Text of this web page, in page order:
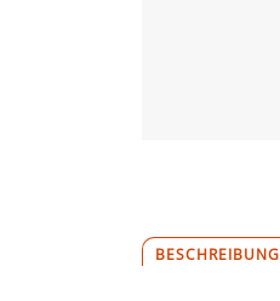
BESCHREIBUNG